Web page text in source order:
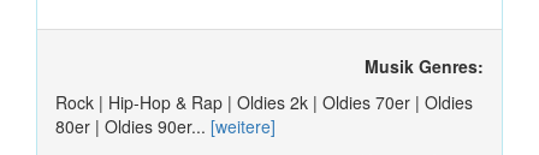
Musik Genres:
Rock | Hip-Hop & Rap | Oldies 2k | Oldies 70er | Oldies
80er | Oldies 90er... [weitere]